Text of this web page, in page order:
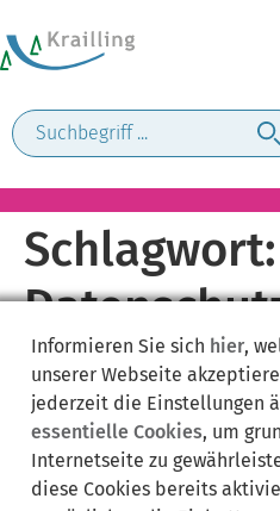
Schlagwort:
Informieren Sie sich hier,
unserer Webseite
jederzeit die Einstellungen
essentielle Cookies, um
Internetseite zu
diese Cookies bereits